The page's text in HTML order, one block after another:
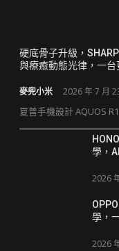
硬底骨子升級，
與療癒動態光律，一
麥兜小米 2026 年 7 月
夏普手機設計 AQUOS
學，
2026
學，
2026